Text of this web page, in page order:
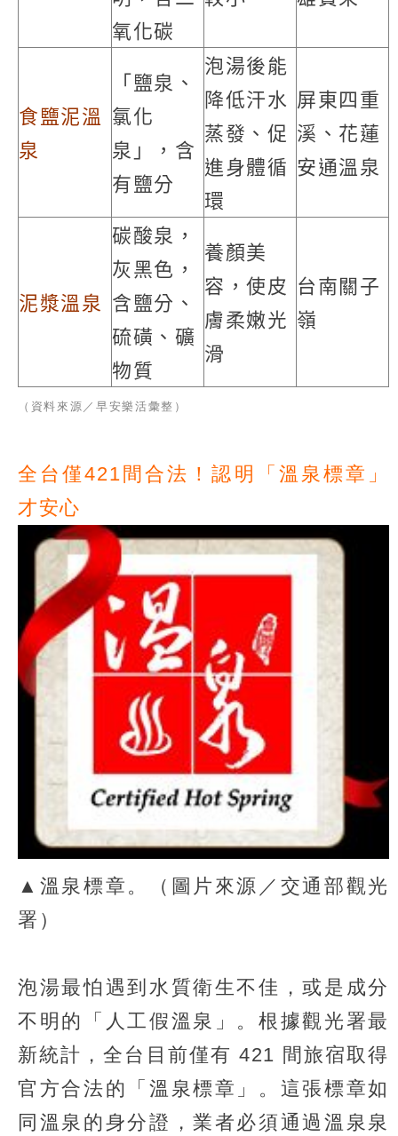
氧化碳
食鹽泥溫
泉
「鹽泉、
氯化
泉」，含
有鹽分
泡湯後能
降低汗水
蒸發、促
進身體循
環
屏東四重
溪、花蓮
安通溫泉
泥漿溫泉
碳酸泉，
灰黑色，
含鹽分、
硫磺、礦
物質
養顏美
容，使皮
膚柔嫩光
滑
台南關子
嶺
（資料來源／早安樂活彙整）
全台僅421間合法！認明「溫泉標章」
才安心
▲溫泉標章。（圖片來源／交通部觀光
署）
泡湯最怕遇到水質衛生不佳，或是成分
不明的「人工假溫泉」。根據觀光署最
新統計，全台目前僅有 421 間旅宿取得
官方合法的「溫泉標章」。這張標章如
同溫泉的身分證，業者必須通過溫泉泉